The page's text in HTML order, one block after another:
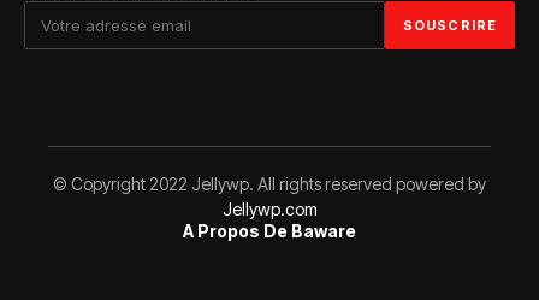
© Copyright 2022 Jellywp. All rights reserved powered by
Jellywp.com
A Propos De Baware